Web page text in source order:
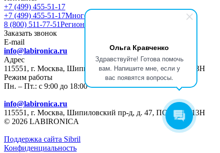
Ольга Кравченко
Здравствуйте! Готова помочь
вам. Напишите мне, если у
вас появятся вопросы.
+7 (499) 455-51-17
+7 (499) 455-51-17Многоканальный
8 (800) 511-77-51Регионы РФ
Заказать звонок
E-mail
info@labironica.ru
Адрес
115551, г. Москва, Шипиловский пр-д, д. 47, ПОМЕЩ. 13Н
Режим работы
Пн. – Пт.: с 9:00 до 18:00
info@labironica.ru
115551, г. Москва, Шипиловский пр-д, д. 47, ПОМЕЩ. 13Н
© 2026 LABIRONICA
Поддержка сайта Sibril
Конфиденциальность